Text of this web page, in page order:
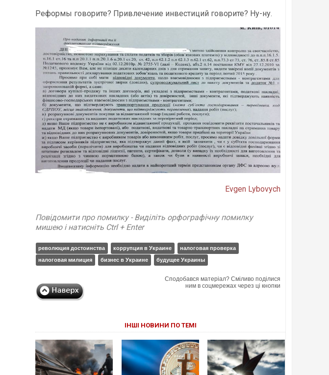
Реформы говорите? Привлечение инвестиций говорите? Ну-ну.
Evgen Lybovych
Повідомити про помилку - Виділіть орфографічну помилку
мишею і натисніть Ctrl + Enter
революция достоинства коррупция в Украине
налоговая проверка
налоговая милиция
бизнес в Украине будущее Украины
Сподобався матеріал? Сміливо поділися
ним в соцмережах через ці кнопки
ІНШІ НОВИНИ ПО ТЕМІ